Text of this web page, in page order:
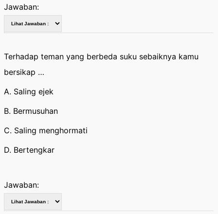
Jawaban:
Terhadap teman yang berbeda suku sebaiknya kamu
bersikap …
A. Saling ejek
B. Bermusuhan
C. Saling menghormati
D. Bertengkar
Jawaban: